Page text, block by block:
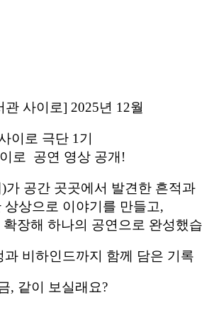
관 사이로] 2025년 12월
이로 극단 1기
로 공연 영상 공개!
가 공간 곳곳에서 발견한 흔적과
상상으로 이야기를 만들고,
장해 하나의 공연으로 완성했
과 비하인드까지 함께 담은 기록
, 같이 보실래요?